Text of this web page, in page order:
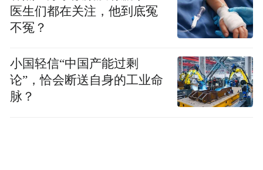
医生们都在关注，他到底冤
不冤？
小国轻信“中国产能过剩
论”，恰会断送自身的工业命
脉？